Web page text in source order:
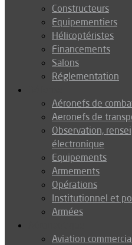
Constructeurs
Equipementiers
Hélicoptéristes
Financements
Salons
Réglementation
Aéronefs de
Aeronefs de
Observation,
électronique
Equipements
Armements
Opérations
Institutionnel et
Armées
Aviation